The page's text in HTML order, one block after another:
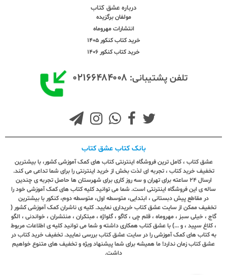
درباره عشق کتاب
مولفان برگزیده
انتشارات مهروماه
خرید کتاب کنکور 1405
خرید کتاب کنکور 1406
تلفن پشتیبانی: ۰۲۱۶۶۴۸۴۰۰۸
بانک کتاب عشق کتاب
عشق کتاب ، کامل ترین فروشگاه اینترنتی کتاب های کمک آموزشی کشور، با بیشترین
تخفیف خرید کتاب ، تجربه ای لذت بخش از خرید اینترنتی را برای شما تداعی می کند.
ارسال ٢٤ ساعته برای تهران و سه روز کاری برای شهرستان ها حاصل تجربه ی چندین
ساله ی این فروشگاه اینترنتی است. شما می توانید کلیه کتاب های کمک آموزشی خود را
در مقاطع پیش دبستانی ، ابتدایی، متوسطه اول، متوسطه دوم، کنکور با بیشترین
تخفیف ممکن از سایت عشق کتاب خریداری نمایید. کلیه ی ناشران کمک آموزشی کشور (
گاج ، خیلی سبز ، مهروماه ، قلم چی ، کاگو ، گلواژه ، مبتکران ، منتشران ، خواندنی ، الگو
، کلاغ سپید ، و ...) با عشق کتاب همکاری داشته و شما می توانید کلیه ی اطلاعات مربوط
به کتاب های کمک آموزشی را در سایت عشق کتاب بررسی نمایید. تخفیف خرید کتاب در
عشق کتاب زمان ندارد! ما همیشه برای شما پیشنهاد ویژه و تخفیف های متنوع خواهیم
داشت.